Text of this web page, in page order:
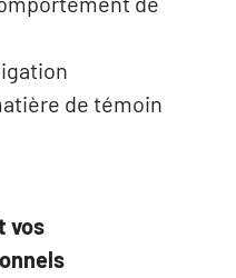
de témoin
vos